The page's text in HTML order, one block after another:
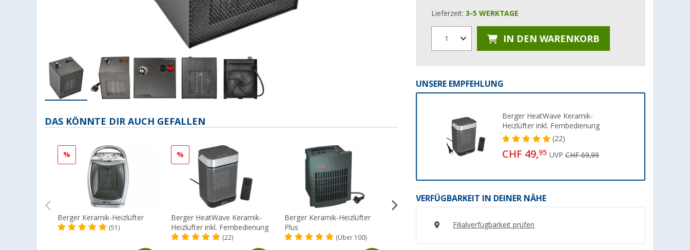
Lieferzeit: 3-5 WERKTAGE
1 IN DEN WARENKORB
UNSERE EMPFEHLUNG
Berger HeatWave Keramik-
Heizlüfter inkl. Fernbedienung
(22)
CHF 49,95 UVPCHF 69,99
VERFÜGBARKEIT IN DEINER NÄHE
Filialverfügbarkeit prüfen
DAS KÖNNTE DIR AUCH GEFALLEN
%
Berger Keramik-Heizlüfter
(51)
%
Berger HeatWave Keramik-
Heizlüfter inkl. Fernbedienung
(22)
Berger Keramik-Heizlüfter
Plus
(Über 100)
Isolierplatten 32 mm
Tasche